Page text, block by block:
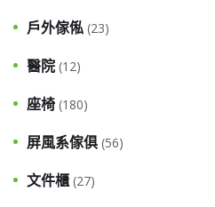
戶外傢俬 (23)
醫院 (12)
座椅 (180)
屏風系傢俱 (56)
文件櫃 (27)